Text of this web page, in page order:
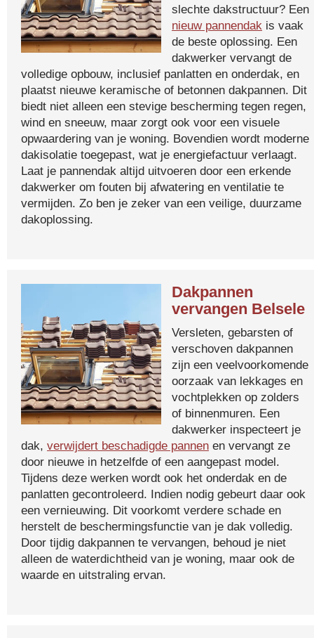
slechte dakstructuur? Een
nieuw pannendak is vaak
de beste oplossing. Een
dakwerker vervangt de
volledige opbouw, inclusief panlatten en onderdak, en
plaatst nieuwe keramische of betonnen dakpannen. Dit
biedt niet alleen een stevige bescherming tegen regen,
wind en sneeuw, maar zorgt ook voor een visuele
opwaardering van je woning. Bovendien wordt moderne
dakisolatie toegepast, wat je energiefactuur verlaagt.
Laat je pannendak altijd uitvoeren door een erkende
dakwerker om fouten bij afwatering en ventilatie te
vermijden. Zo ben je zeker van een veilige, duurzame
dakoplossing.
Dakpannen
vervangen Belsele
Versleten, gebarsten of
verschoven dakpannen
zijn een veelvoorkomende
oorzaak van lekkages en
vochtplekken op zolders
of binnenmuren. Een
dakwerker inspecteert je
dak, verwijdert beschadigde pannen en vervangt ze
door nieuwe in hetzelfde of een aangepast model.
Tijdens deze werken wordt ook het onderdak en de
panlatten gecontroleerd. Indien nodig gebeurt daar ook
een vernieuwing. Dit voorkomt verdere schade en
herstelt de beschermingsfunctie van je dak volledig.
Door tijdig dakpannen te vervangen, behoud je niet
alleen de waterdichtheid van je woning, maar ook de
waarde en uitstraling ervan.